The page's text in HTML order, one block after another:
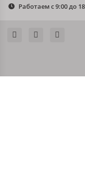
Работаем с 9:00 до